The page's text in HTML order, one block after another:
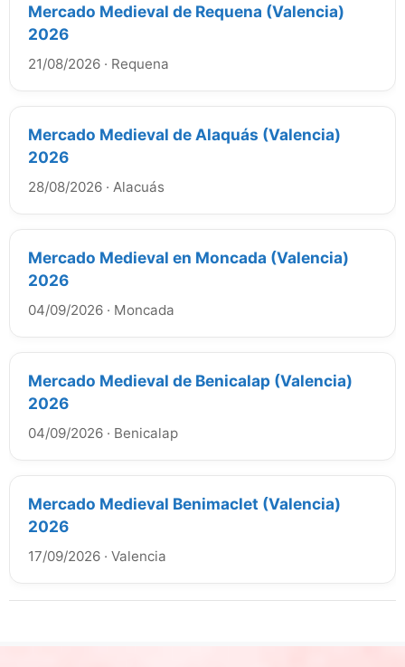
Mercado Medieval de Requena (Valencia)
2026
21/08/2026 · Requena
Mercado Medieval de Alaquás (Valencia)
2026
28/08/2026 · Alacuás
Mercado Medieval en Moncada (Valencia)
2026
04/09/2026 · Moncada
Mercado Medieval de Benicalap (Valencia)
2026
04/09/2026 · Benicalap
Mercado Medieval Benimaclet (Valencia)
2026
17/09/2026 · Valencia